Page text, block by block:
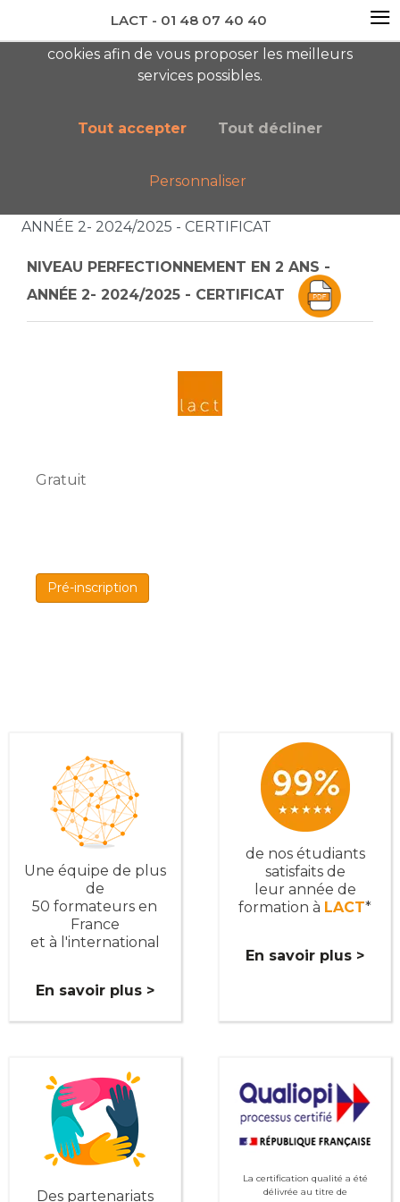
newsletter AC
Boutique
Catalogue général
ANNÉE 2- 2024/2025 - CERTIFICAT
NIVEAU PERFECTIONNEMENT EN 2 ANS -
ANNÉE 2- 2024/2025 - CERTIFICAT
Gratuit
Pré-inscription
Une équipe de plus
de
50 formateurs en
France
et à l'international
En savoir plus >
de nos étudiants
satisfaits de
leur année de
formation à LACT*
En savoir plus >
Des partenariats
La certification qualité a été
délivrée au titre de
cookies afin de vous proposer les meilleurs
services possibles.
Tout accepter Tout décliner
Personnaliser
LACT - 01 48 07 40 40 ≡